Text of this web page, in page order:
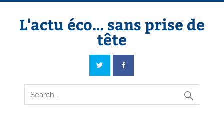
Skip
contentL'actu éco… sans prise de
tête
L'actu éco… sans prise de tête